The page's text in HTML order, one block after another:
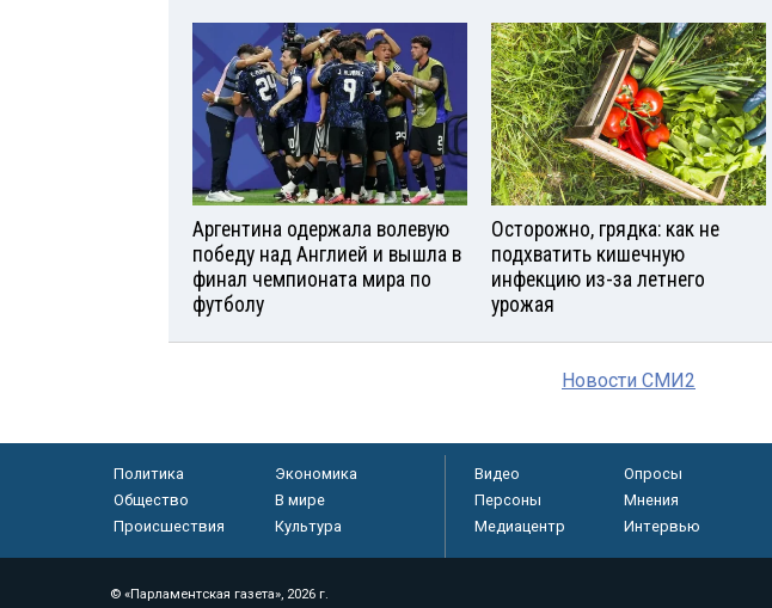
Аргентина одержала волевую
победу над Англией и вышла в
финал чемпионата мира по
футболу
Осторожно, грядка: как не
подхватить кишечную
инфекцию из-за летнего
урожая
Новости СМИ2
Политика
Экономика
Общество
В мире
Происшествия
Культура
Видео Опросы
Персоны
Мнения
Медиацентр
Интервью
© «Парламентская газета», 2026 г.